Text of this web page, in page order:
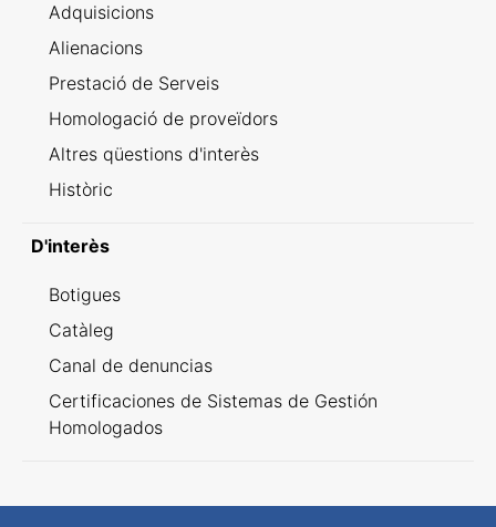
Adquisicions
Alienacions
Prestació de Serveis
Homologació de proveïdors
Altres qüestions d'interès
Històric
D'interès
Botigues
Catàleg
Canal de denuncias
Certificaciones de Sistemas de Gestión
Homologados